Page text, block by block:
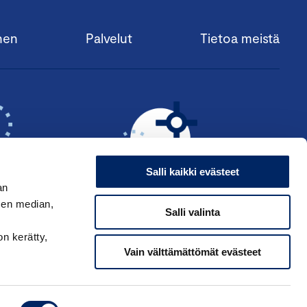
median,
kerätty,
Salli kaikki evästeet
Salli valinta
Vain välttämättömät evästeet
Palvelut Tietoa meistä
› HAE ANSIOMERKKIÄ ›